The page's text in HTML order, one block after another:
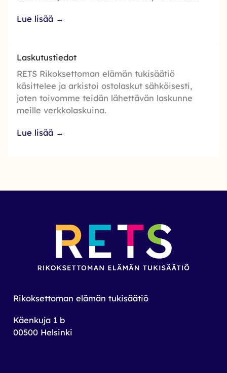
Lue lisää →
Laskutustiedot
RETS Rikoksettoman elämän tukisäätiö
käsittelee ja arkistoi ostolaskut sähköisesti,
joten toivomme teidän lähettävän laskunne
meille verkkolaskuina.
Lue lisää →
Rikoksettoman elämän tukisäätiö
Käenkuja 1 b
00500 Helsinki